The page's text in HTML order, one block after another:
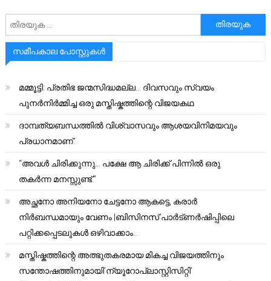
അനേഷിക്കുക
സമീപകാല പോസ്റ്റുകൾ
മമ്മൂട്ടി: പ്രതിഭ ജന്മസിദ്ധമല്ല… ദിവസവും സ്വയം
പുനർനിർമ്മിച്ച ഒരു മസ്തിഷ്കത്തിന്റെ വിജയകഥ
ദാമ്പത്യബന്ധത്തിൽ വിശ്വാസവും ആശയവിനിമയവും
പ്രധാനമാണ്.
“അവൾ ചിരിക്കുന്നു… പക്ഷേ ആ ചിരിക്ക് പിന്നിൽ ഒരു
തകർന്ന മനസ്സുണ്ട്.”
അച്ഛനോ അനിയനോ ചേട്ടനോ ആകട്ടെ, കരാർ
നിർബന്ധമായും വേണം |ബിസിനസ് പാർട്ണർഷിപ്പിലെ
പറ്റിക്കപ്പെടലുകൾ ഒഴിവാക്കാം..
മസ്തിഷ്കത്തിന്റെ അത്ഭുതകരമായ മികച്ച വിജയത്തിനും
സന്തോഷത്തിനുമായി’ന്യൂറോപ്ലാസ്റ്റിസിറ്റി’